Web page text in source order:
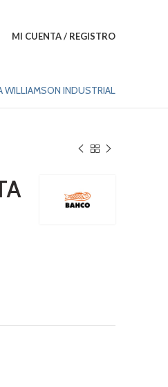
MI CUENTA / REGISTRO
WILLIAMSON INDUSTRIAL